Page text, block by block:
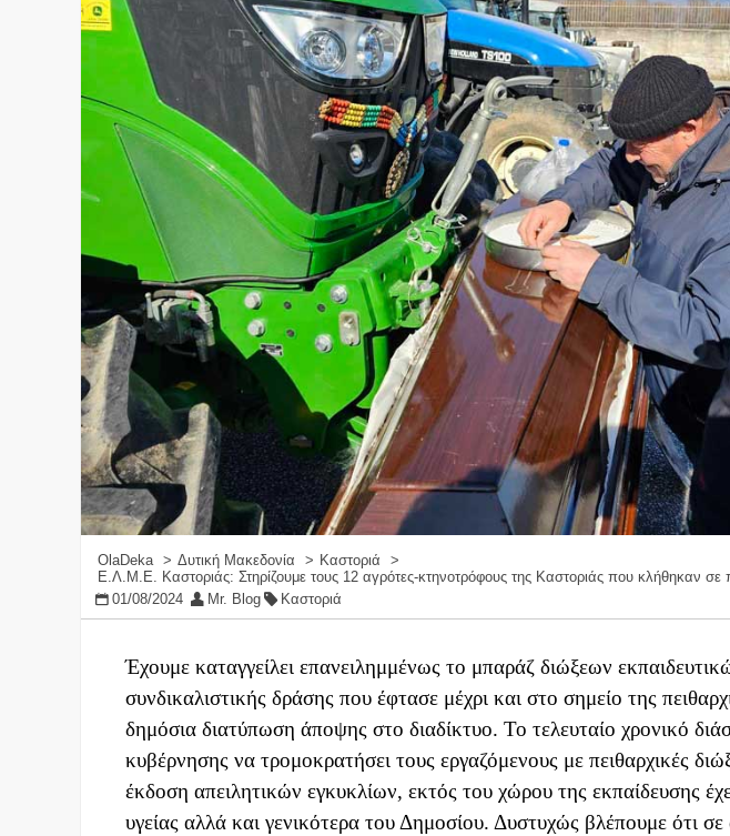
OlaDeka Δυτική Μακεδονία
Καστοριά
Ε.Λ.Μ.Ε. Καστοριάς: Στηρίζουμε τους 12 αγρότες-κτηνοτρόφους της Καστοριάς που κλήθηκαν σε
01/08/2024
Mr. Blog Καστοριά
Έχουμε καταγγείλει επανειλημμένως το μπαράζ διώξεων
συνδικαλιστικής δράσης που έφτασε μέχρι και στο σημείο της
δημόσια διατύπωση άποψης στο διαδίκτυο. Το τελευταίο χρονικό
κυβέρνησης να τρομοκρατήσει τους εργαζόμενους με πειθαρχικές
έκδοση απειλητικών εγκυκλίων, εκτός του χώρου της εκπαίδευσης
υγείας αλλά και γενικότερα του Δημοσίου. Δυστυχώς βλέπουμε ότι σε